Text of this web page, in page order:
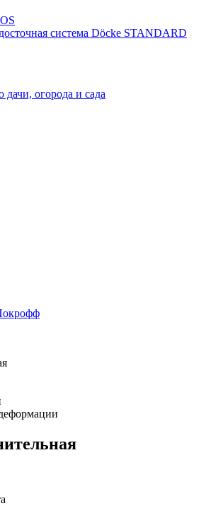
система Döcke STANDARD
дачи, огорода и сада